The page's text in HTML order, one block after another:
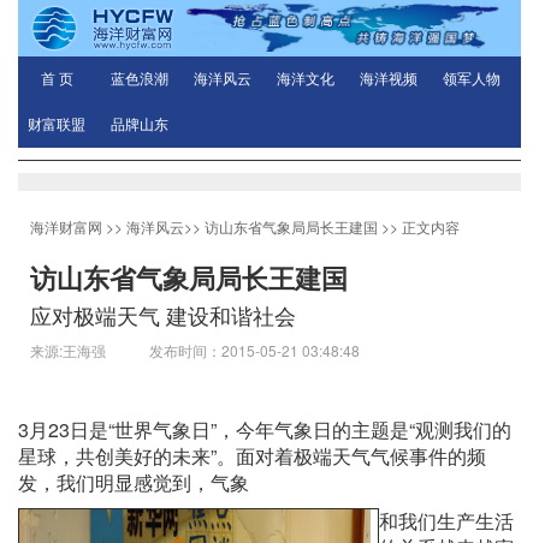
首 页 蓝色浪潮 海洋风云 海洋文化 海洋视频 领军人物
财富联盟 品牌山东
海洋财富网 >> 海洋风云>> 访山东省气象局局长王建国 >> 正文内容
访山东省气象局局长王建国
应对极端天气 建设和谐社会
来源:王海强 发布时间：2015-05-21 03:48:48
3月23日是“世界气象日”，今年气象日的主题是“观测我们的
星球，共创美好的未来”。面对着极端天气气候事件的频
发，我们明显感觉到，气象
和我们生产生活